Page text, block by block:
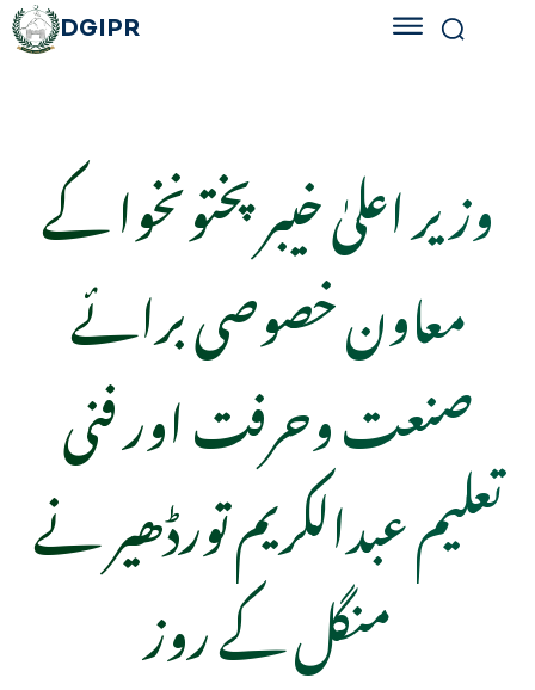
DGIPR
وزیر اعلیٰ خیبر پختونخوا کے
معاون خصوصی برائے
صنعت وحرفت اور فنی
تعلیم عبدالکریم تورڈھیر نے
منگل کے روز